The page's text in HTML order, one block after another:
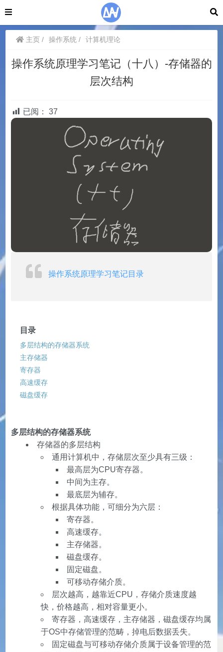
主页 操作系统 计算机理论
操作系统原理学习笔记（十八）-存储器的
层次结构
已阅： 37
操作系统原理学习笔记目录
目录
多层结构的存储器系统
主存储器
寄存器
高速缓存
磁盘缓存
多层结构的存储器系统
存储器的多层结构
通用计算机中，存储层次至少具有三级：
最高层为CPU寄存器。
中间为主存。
最底层为辅存。
根据具体功能，可细分为六层：
寄存器。
高速缓存。
主存储器。
磁盘缓存。
固定磁盘。
可移动存储介质。
层次越高，越靠近CPU，存储介质速度越
快，价格越高，相对容量更小。
寄存器，高速缓存，主存储器，磁盘缓存均属
于OS中存储管理的范畴，掉电后数据丢失。
固定磁盘与可移动存储介质属于设备管理的范